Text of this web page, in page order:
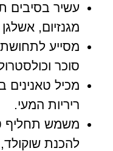
עשיר בסיבים
מגנזיום,
מסייע
סוכר
מכיל
ריריות המעי.
משמש תחליף
להכנת